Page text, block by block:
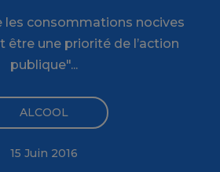
les consommations nocives
être une priorité de l’action
publique"...
ALCOOL
15 Juin 2016